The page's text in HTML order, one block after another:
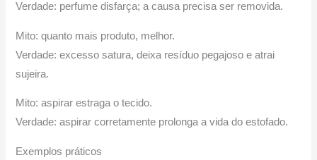
Verdade: perfume disfarça; a causa precisa ser removida.
Mito: quanto mais produto, melhor.
Verdade: excesso satura, deixa resíduo pegajoso e atrai
sujeira.
Mito: aspirar estraga o tecido.
Verdade: aspirar corretamente prolonga a vida do estofado.
Exemplos práticos